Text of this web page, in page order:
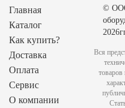
Главная
Каталог
Как купить?
Доставка
Оплата
Сервис
О компании
©
Вся